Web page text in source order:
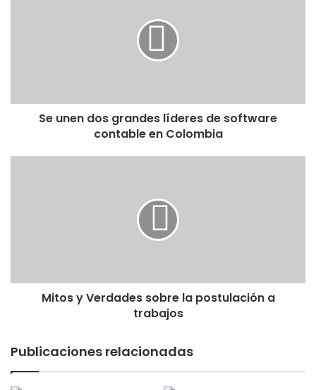
Se unen dos grandes líderes de software
contable en Colombia
Mitos y Verdades sobre la postulación a
trabajos
Publicaciones relacionadas